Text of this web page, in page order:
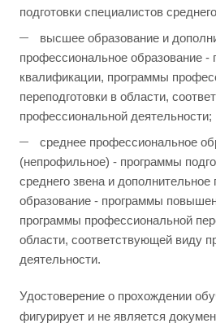
подготовки специалистов
высшее образование и
профессиональное образование
квалификации, программы
переподготовки в области,
профессиональной деятельности;
среднее профессиональное
(непрофильное) - программы
среднего звена и
образование - программы
программы профессиональной
области, соответствующей виду
деятельности.
Удостоверение о прохождении
фигурирует и не является